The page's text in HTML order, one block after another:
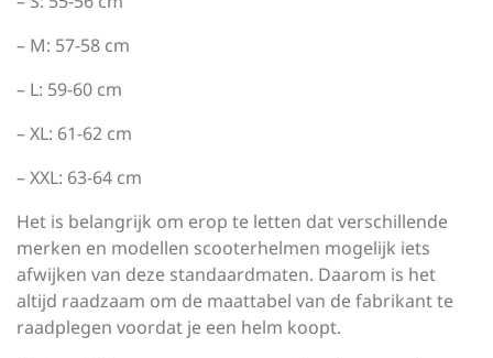
– M: 57-58 cm
– L: 59-60 cm
– XL: 61-62 cm
– XXL: 63-64 cm
Het is belangrijk om erop te letten dat verschillende
merken en modellen scooterhelmen mogelijk iets
afwijken van deze standaardmaten. Daarom is het
altijd raadzaam om de maattabel van de fabrikant te
raadplegen voordat je een helm koopt.